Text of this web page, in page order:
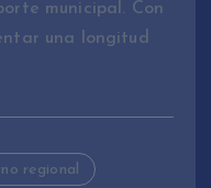
municipal. Con
una longitud
regional